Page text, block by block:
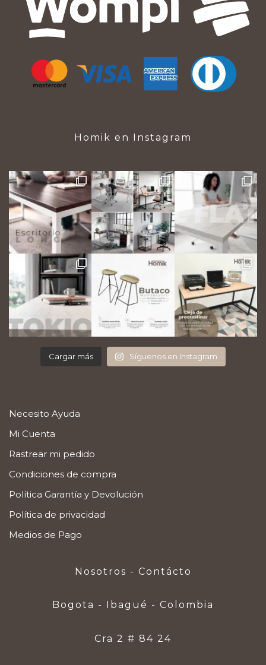
Homik en Instagram
Cargar más Síguenos en Instagram
Necesito Ayuda
Mi Cuenta
Rastrear mi pedido
Condiciones de compra
Política Garantía y Devolución
Política de privacidad
Medios de Pago
Nosotros - Contácto
Bogota - Ibagué - Colombia
Cra 2 # 84 24